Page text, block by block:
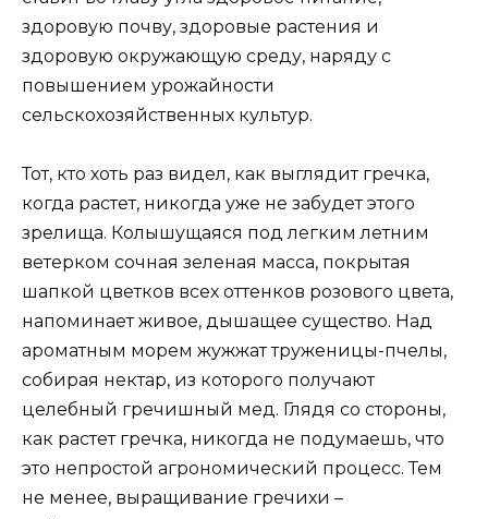
здоровую почву, здоровые растения и
здоровую окружающую среду, наряду с
повышением урожайности
сельскохозяйственных культур.
Тот, кто хоть раз видел, как выглядит гречка,
когда растет, никогда уже не забудет этого
зрелища. Колышущаяся под легким летним
ветерком сочная зеленая масса, покрытая
шапкой цветков всех оттенков розового цвета,
напоминает живое, дышащее существо. Над
ароматным морем жужжат труженицы-пчелы,
собирая нектар, из которого получают
целебный гречишный мед. Глядя со стороны,
как растет гречка, никогда не подумаешь, что
это непростой агрономический процесс. Тем
не менее, выращивание гречихи –